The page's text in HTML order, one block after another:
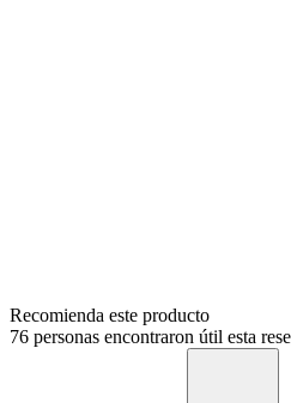
Recomienda este producto
76 personas encontraron útil esta